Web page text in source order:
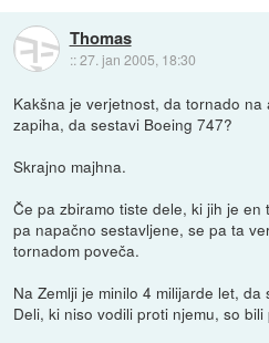
Thomas
::27. jan 2005, 18:30
Kakšna je verjetnost, da tornado na
zapiha, da sestavi Boeing 747?
Skrajno majhna.
Če pa zbiramo tiste dele, ki jih je
pa napačno sestavljene, se pa ta
tornadom poveča.
Na Zemlji je minilo 4 milijarde let,
Deli, ki niso vodili proti njemu, so